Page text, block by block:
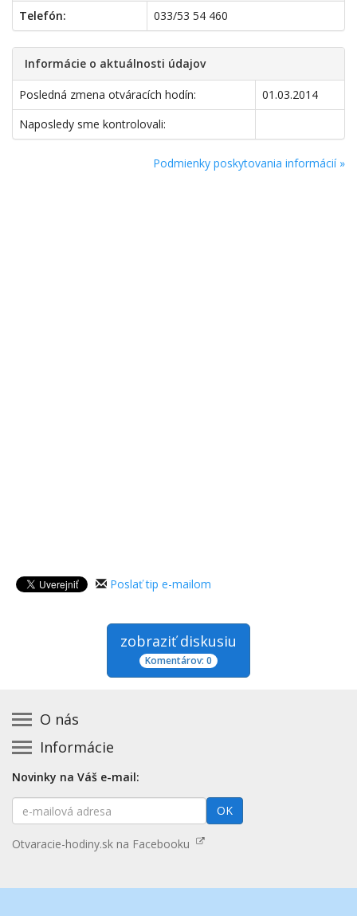
Telefón: 033/53 54 460
Informácie o aktuálnosti údajov
Posledná zmena otváracích hodín:
01.03.2014
Naposledy sme kontrolovali:
Podmienky poskytovania informácií »
Poslať tip e-mailom
zobraziť diskusiu
Komentárov: 0
O nás
Kontakt na prevádzkovateľa
Zásady používania cookies
Prehlásenie o prístupnosti
Mapa stránok
Informácie
Základná registrácia otváracích hodín zadarmo
Platené služby
Nenašli ste otváracie hodiny? Pošlite nám tip
Aktualizácia otváracích hodín
Novinky na Váš e-mail:
E-
mailová
OK
Otvaracie-hodiny.sk na Facebooku